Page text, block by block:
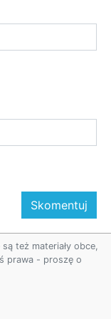
też materiały obce,
prawa - proszę o